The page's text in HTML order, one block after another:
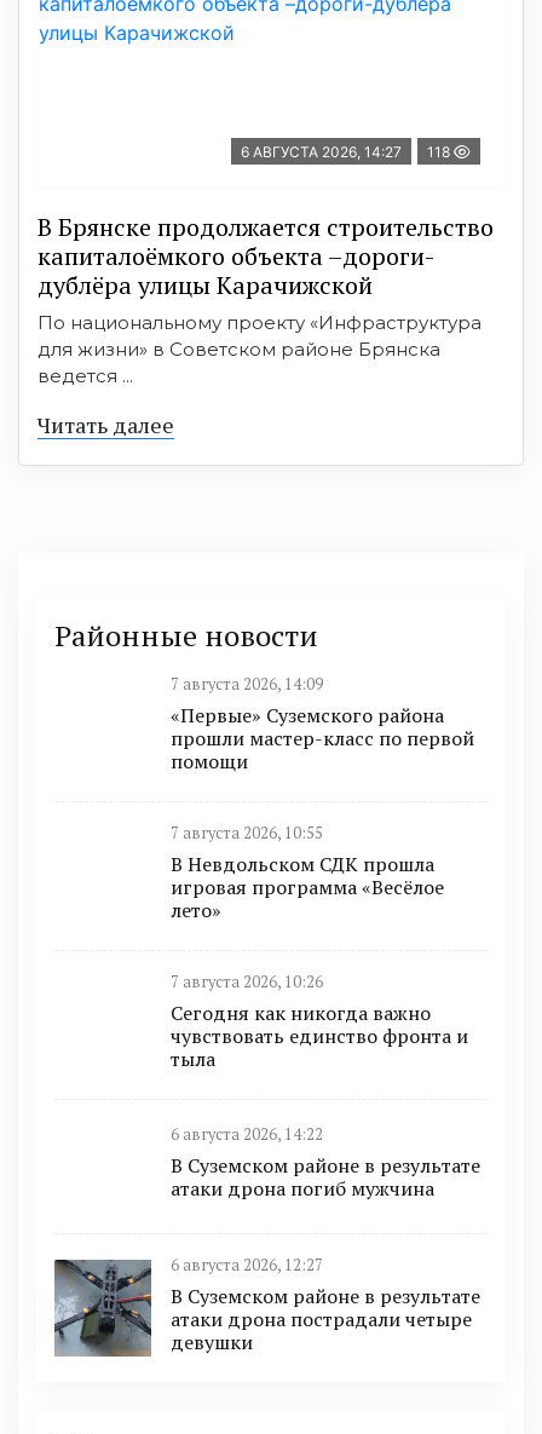
6 АВГУСТА 2026, 14:27 118
В Брянске продолжается строительство
капиталоёмкого объекта –дороги-
дублёра улицы Карачижской
По национальному проекту «Инфраструктура
для жизни» в Советском районе Брянска
ведется ...
Читать далее
Районные новости
7 августа 2026, 14:09
«Первые» Суземского района
прошли мастер-класс по первой
помощи
7 августа 2026, 10:55
В Невдольском СДК прошла
игровая программа «Весёлое
лето»
7 августа 2026, 10:26
Сегодня как никогда важно
чувствовать единство фронта и
тыла
6 августа 2026, 14:22
В Суземском районе в результате
атаки дрона погиб мужчина
6 августа 2026, 12:27
В Суземском районе в результате
атаки дрона пострадали четыре
девушки